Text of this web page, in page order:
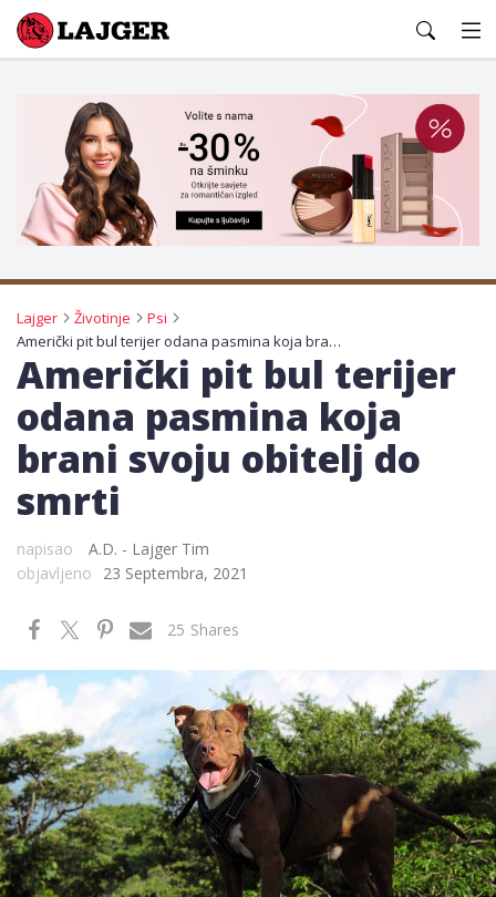
Lajger
Lajger Životinje
Psi
Američki pit bul terijer odana pasmina koja brani svoju obitelj do smrti
Američki pit bul terijer
odana pasmina koja
brani svoju obitelj do
smrti
napisao
A.D. - Lajger Tim
objavljeno
23 Septembra, 2021
Shares
25